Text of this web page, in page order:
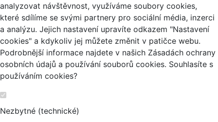
analyzovat návštěvnost, využíváme soubory cookies,
které sdílíme se svými partnery pro sociální média, inzerci
a analýzu. Jejich nastavení upravíte odkazem "Nastavení
cookies" a kdykoliv jej můžete změnit v patičce webu.
Podrobnější informace najdete v našich Zásadách ochrany
osobních údajů a používání souborů cookies. Souhlasíte s
používáním cookies?
Nezbytné (technické)